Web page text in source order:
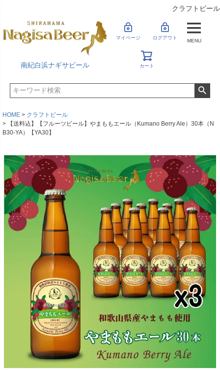
クラフトビール
南紀白浜ナギサビール
マイページ ログアウト
カート
MENU
HOME
クラフトビール
【送料込】【フルーツビール】やまももエール（Kumano Berry Ale）30本（N
B30-YA）【YA30】